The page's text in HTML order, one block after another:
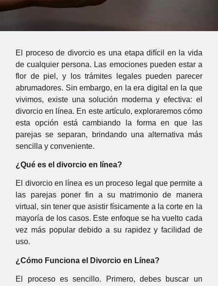
El proceso de divorcio es una etapa difícil en la vida
de cualquier persona. Las emociones pueden estar a
flor de piel, y los trámites legales pueden parecer
abrumadores. Sin embargo, en la era digital en la que
vivimos, existe una solución moderna y efectiva: el
divorcio en línea. En este artículo, exploraremos cómo
esta opción está cambiando la forma en que las
parejas se separan, brindando una alternativa más
sencilla y conveniente.
¿Qué es el divorcio en línea?
El divorcio en línea es un proceso legal que permite a
las parejas poner fin a su matrimonio de manera
virtual, sin tener que asistir físicamente a la corte en la
mayoría de los casos. Este enfoque se ha vuelto cada
vez más popular debido a su rapidez y facilidad de
uso.
¿Cómo Funciona el Divorcio en Línea?
El proceso es sencillo. Primero, debes buscar un